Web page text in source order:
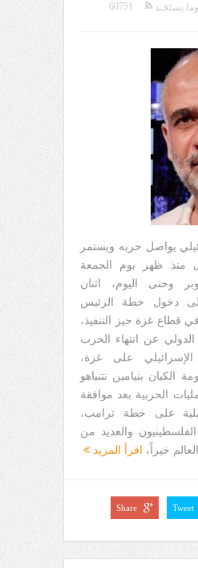
يستَجَـد
60751
يواصل حربه ويستمر
منذ ظهر يوم الجمعة
وحتى اليوم، اثنان
دخول خطة الرئيس
قطاع غزة حيز التنفيذ،
عن انتهاء الحرب
على غزة،
الكيان بنيامين نتنياهو
الحربية بعد موافقة
على خطة ترامب،
والعديد من
خيراً،
اقرأ المزيد
Tweet
Share